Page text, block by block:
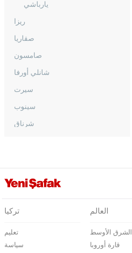
يارباشي
ريزا
صقاريا
صامسون
شانلي أورفا
سيرت
سينوب
شرناق
طرابزون
طونجالي
فان
تركيا
تعليم
سياسة
العالم
الشرق الأوسط
قارة أوروبا